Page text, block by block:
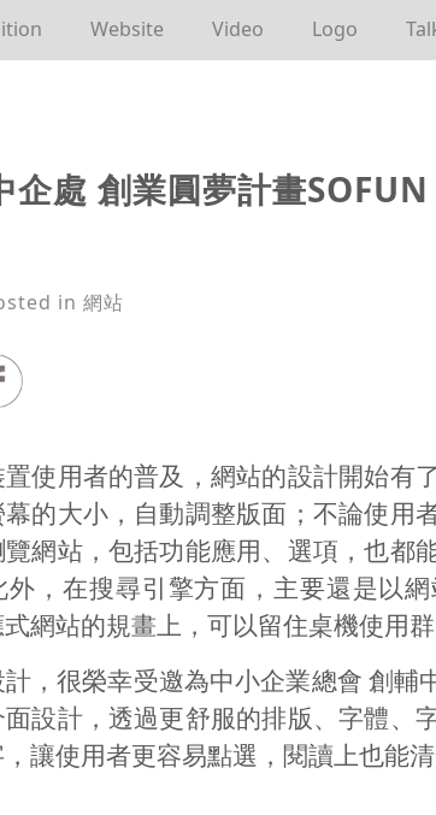
Website Video Logo
企處 創業圓夢計畫SOFUN
in 網站
使用者的普及，網站的設計開始有
的大小，自動調整版面；不論使用
網站，包括功能應用、選項，也都
外，在搜尋引擎方面，主要還是以
網站的規畫上，可以留住桌機使用
，很榮幸受邀為中小企業總會 創輔
設計，透過更舒服的排版、字體、
讓使用者更容易點選，閱讀上也能清